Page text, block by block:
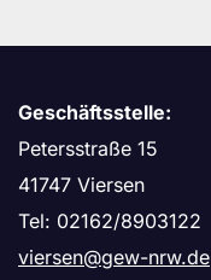
Geschäftsstelle:
Petersstraße 15
41747 Viersen
Tel: 02162/8903122
viersen@gew-nrw.de